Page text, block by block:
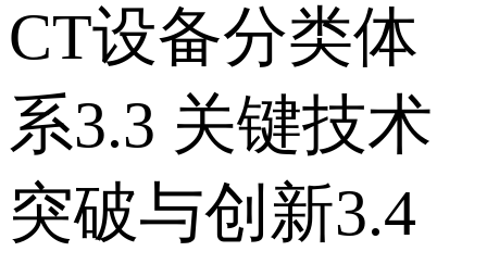
CT设备分类体
系 3.3 关键技术
突破与创新 3.4